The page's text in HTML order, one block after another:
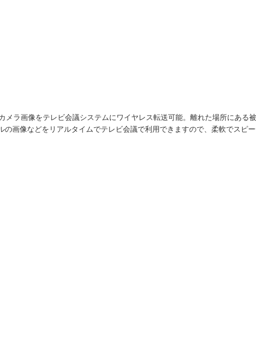
メラ画像をテレビ会議システムにワイヤレス転送可能。離れた場所にある
画像などをリアルタイムでテレビ会議で利用できますので、柔軟でスピー